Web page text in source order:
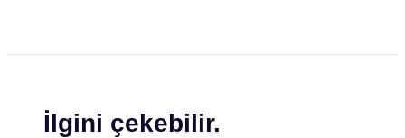
İlgini çekebilir.